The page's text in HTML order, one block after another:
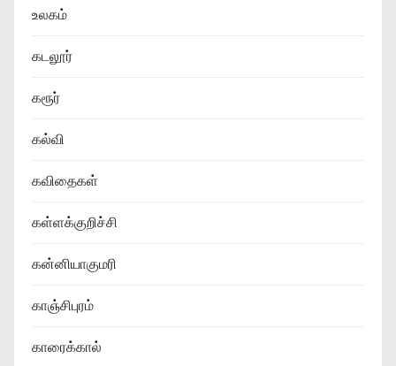
உலகம்
கடலூர்
கரூர்
கல்வி
கவிதைகள்
கள்ளக்குறிச்சி
கன்னியாகுமரி
காஞ்சிபுரம்
காரைக்கால்